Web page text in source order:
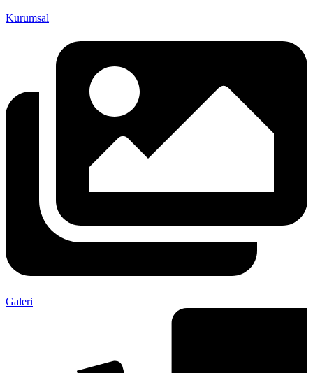
Kurumsal
Galeri